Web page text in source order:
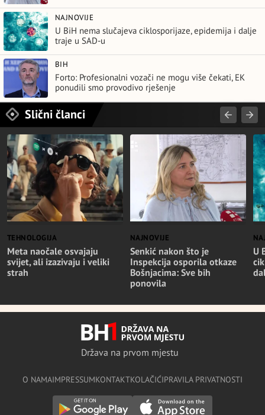
NAJNOVIJE
U BiH nema slučajeva ciklosporijaze, epidemija i dalje
traje u SAD-u
BIH
Forto: Profesionalni vozači ne mogu više čekati, EK
ponudili smo provodivo rješenje
Slični članci
TEHNOLOGIJA
Meta naočale osvajaju
svijet, ali izazivaju i veliki
strah
NAJNOVIJE
Senkić nakon što je
Inspekcija osporila otkaze
Bošnjacima: Sve bih
ponovila
U
Država na prvom mjestu
O NAMAIMPRESSUMKONTAKTKOLAČIĆIPRAVILA PRIVATNOSTI